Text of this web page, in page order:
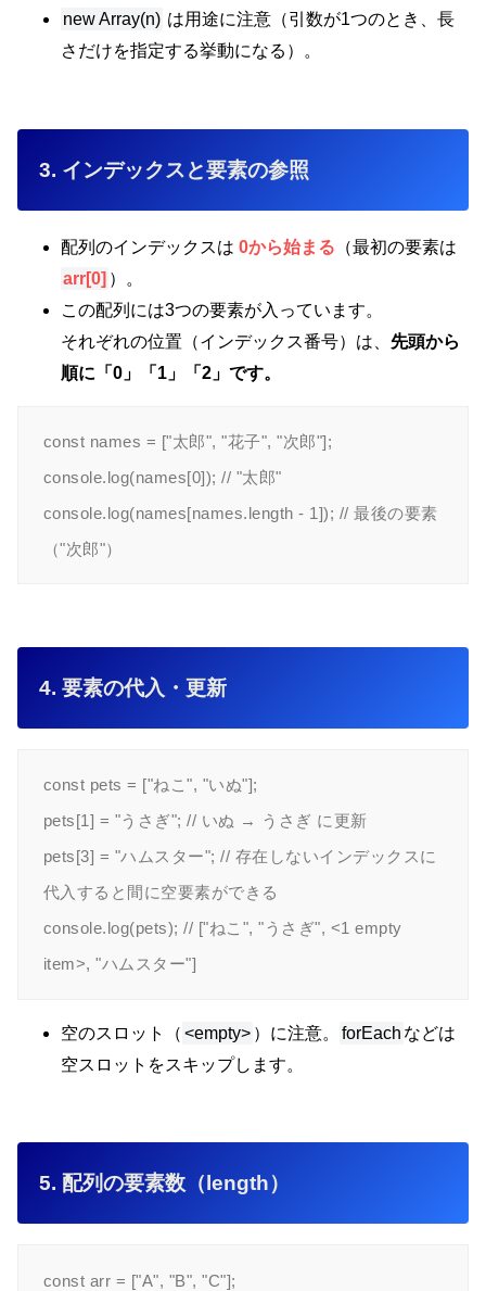
new Array(n) は用途に注意（引数が1つのとき、長
さだけを指定する挙動になる）。
3. インデックスと要素の参照
配列のインデックスは 0から始まる （最初の要素は
arr[0] ）。
この配列には3つの要素が入っています。
それぞれの位置（インデックス番号）は、 先頭から
順に「0」「1」「2」 です。
const names = ["太郎", "花子", "次郎"];
console.log(names[0]); // "太郎"
console.log(names[names.length - 1]); // 最後の要素
4. 要素の代入・更新
const pets = ["ねこ", "いぬ"];
pets[1] = "うさぎ"; // いぬ → うさぎ に更新
pets[3] = "ハムスター"; // 存在しないインデックスに
代入すると間に空要素ができる
console.log(pets); // ["ねこ", "うさぎ", <1 empty
空のスロット（ <empty> ）に注意。 forEach などは
空スロットをスキップします。
5. 配列の要素数（length）
const arr = ["A", "B", "C"];